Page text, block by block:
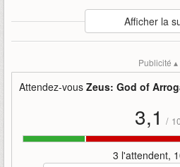
Auteur
AButton / Com2US
: Uther
corée-du-sud extrait
god-of-arrogance
zeus
Afficher la
Publicité ▴
Attendez-vous Zeus: God of
3,1 /
3 l'attendent,